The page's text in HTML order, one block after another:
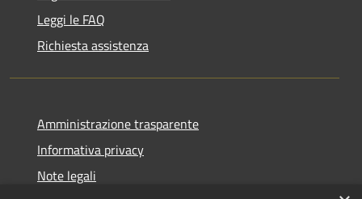
Leggi le FAQ
Richiesta assistenza
Amministrazione trasparente
Informativa privacy
Note legali